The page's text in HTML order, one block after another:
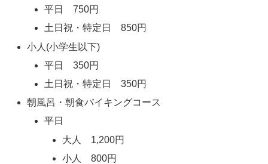
平日 750円
土日祝・特定日 850円
小人(小学生以下)
平日 350円
土日祝・特定日 350円
朝風呂・朝食バイキングコース
平日
大人 1,200円
小人 800円